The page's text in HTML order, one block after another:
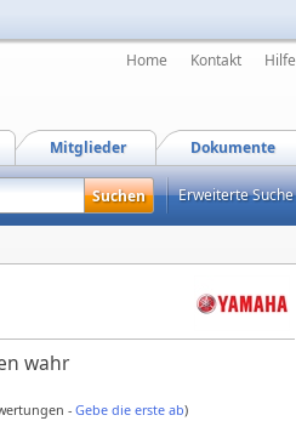
Home Kontakt Hilfe
Dokumente
Mitglieder
Erweiterte Suche
wahr
- Gebe die erste ab)